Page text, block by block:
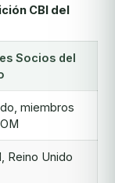
CBI del
Socios del
miembros
Reino Unido